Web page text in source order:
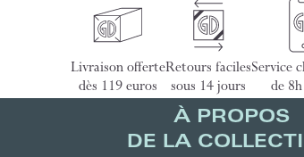
Livraison offerte
dès 119 euros
Retours faciles
sous 14 jours
Service
de
À PROPOS
DE LA